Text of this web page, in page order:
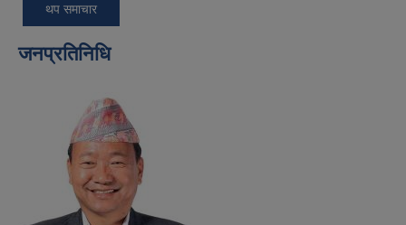
थप समाचार
जनप्रतिनिधि